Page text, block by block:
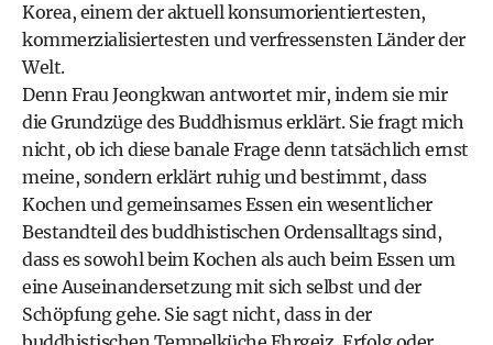
Korea, einem der aktuell konsumorientiertesten,
kommerzialisiertesten und verfressensten Länder der
Welt.
Denn Frau Jeongkwan antwortet mir, indem sie mir
die Grundzüge des Buddhismus erklärt. Sie fragt mich
nicht, ob ich diese banale Frage denn tatsächlich ernst
meine, sondern erklärt ruhig und bestimmt, dass
Kochen und gemeinsames Essen ein wesentlicher
Bestandteil des buddhistischen Ordensalltags sind,
dass es sowohl beim Kochen als auch beim Essen um
eine Auseinandersetzung mit sich selbst und der
Schöpfung gehe. Sie sagt nicht, dass in der